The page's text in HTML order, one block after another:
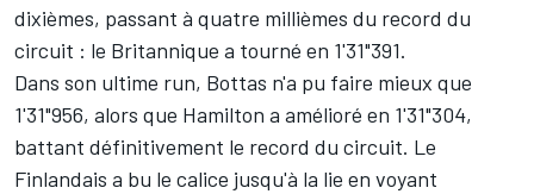
dixièmes, passant à quatre millièmes du record du
circuit : le Britannique a tourné en 1'31"391.
Dans son ultime run, Bottas n'a pu faire mieux que
1'31"956, alors que Hamilton a amélioré en 1'31"304,
battant définitivement le record du circuit. Le
Finlandais a bu le calice jusqu'à la lie en voyant